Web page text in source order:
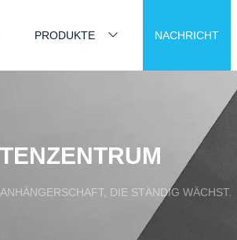
PRODUKTE NACHRICHT
DIE STÄNDIG WÄCHST.